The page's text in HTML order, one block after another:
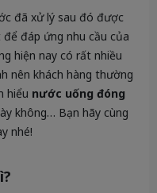
đã xử lý sau đó được
đáp ứng nhu cầu của
hiện nay có rất nhiều
nên khách hàng thường
hiểu nước uống đóng
không… Bạn hãy cùng
nhé!